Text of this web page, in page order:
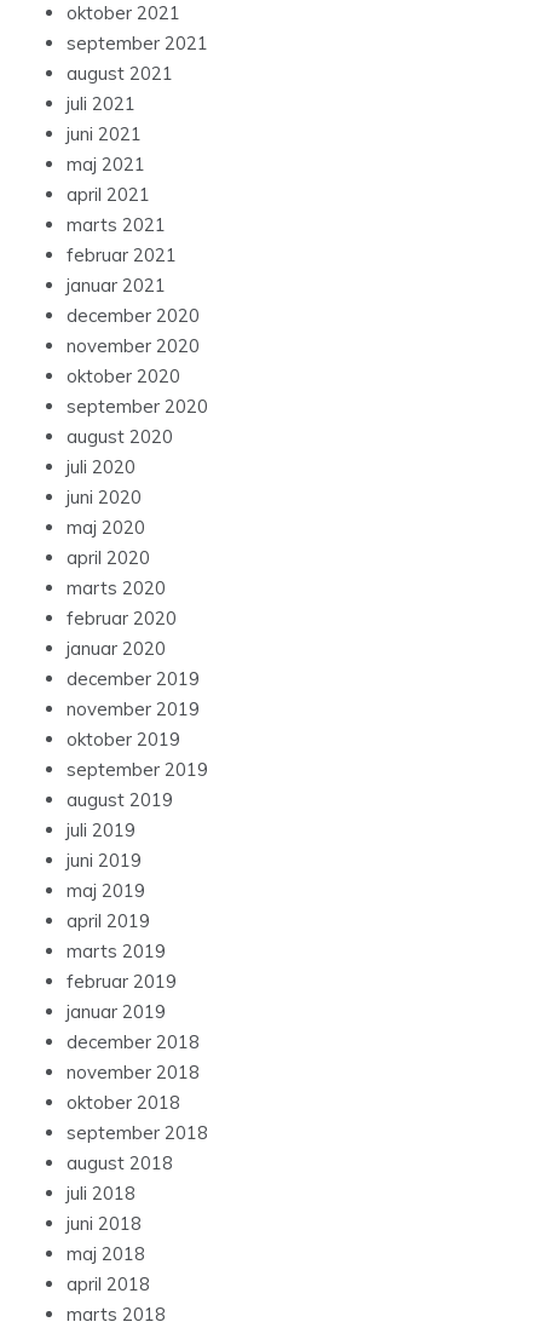
oktober 2021
september 2021
august 2021
juli 2021
juni 2021
maj 2021
april 2021
marts 2021
februar 2021
januar 2021
december 2020
november 2020
oktober 2020
september 2020
august 2020
juli 2020
juni 2020
maj 2020
april 2020
marts 2020
februar 2020
januar 2020
december 2019
november 2019
oktober 2019
september 2019
august 2019
juli 2019
juni 2019
maj 2019
april 2019
marts 2019
februar 2019
januar 2019
december 2018
november 2018
oktober 2018
september 2018
august 2018
juli 2018
juni 2018
maj 2018
april 2018
marts 2018